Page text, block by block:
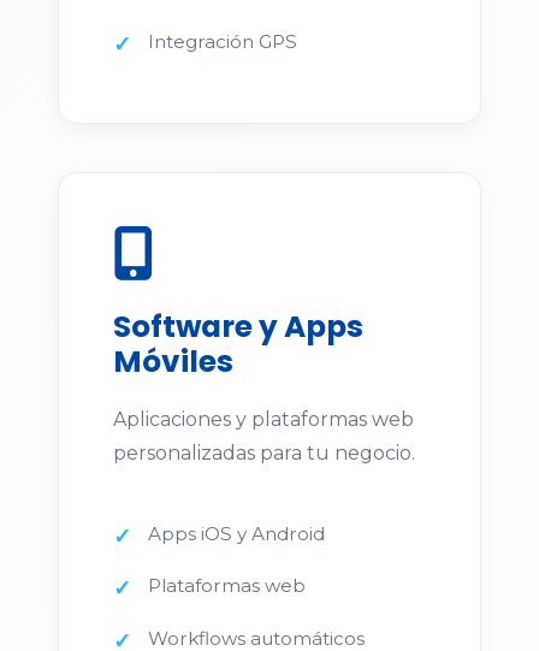
Integración GPS
Software y Apps
Móviles
Aplicaciones y plataformas web
personalizadas para tu negocio.
Apps iOS y Android
Plataformas web
Workflows automáticos